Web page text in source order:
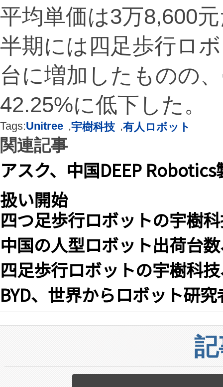
平均単価は3万8,600
半期には四足歩行ロ
台に増加したものの
42.25%に低下した。
Tags:Unitree ,宇樹科技 ,有人ロボット
関連記事
アスク、中国DEEP
扱い開始
四つ足歩行ロボットの宇樹
中国の人型ロボット出荷台
四足歩行ロボットの宇樹科
BYD、世界からロボット研